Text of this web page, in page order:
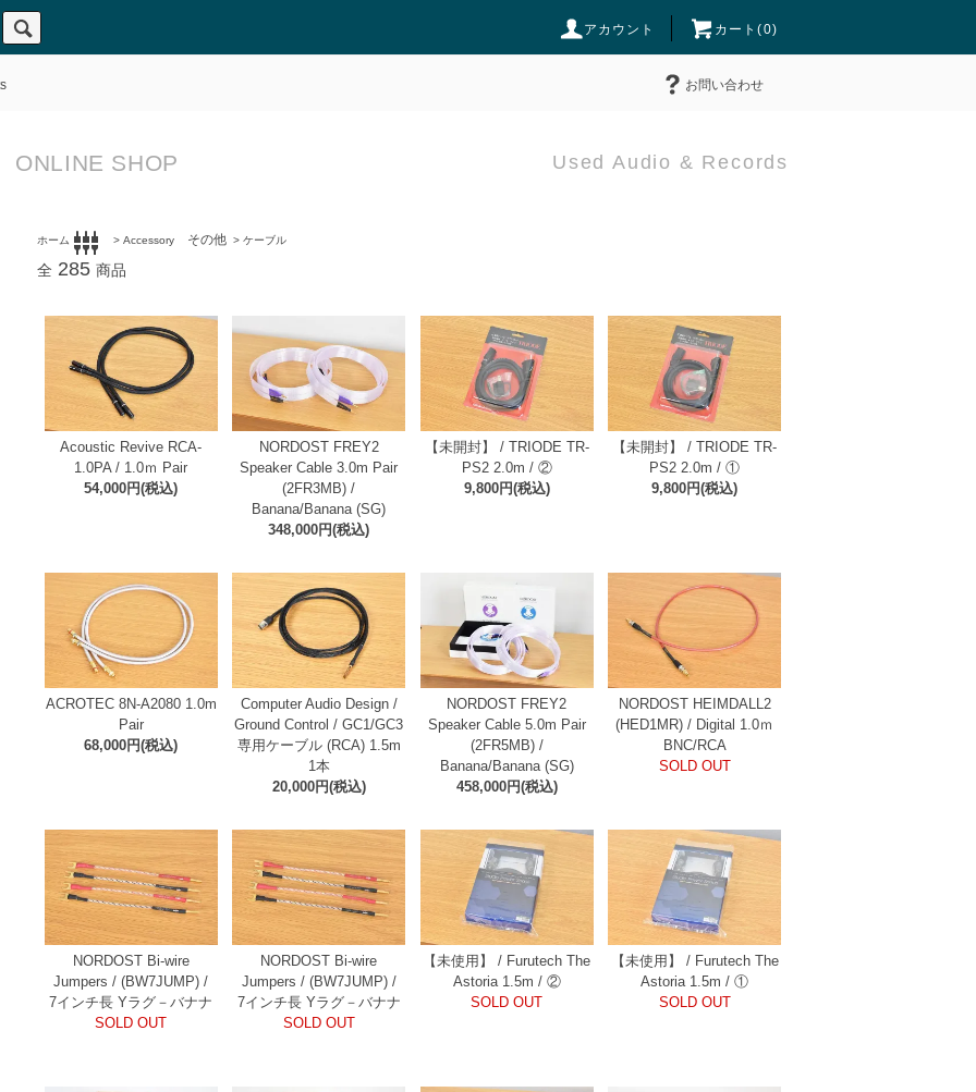
アカウント カート(0)
お問い合わせ
ONLINE SHOP Used Audio & Records
ホーム >
settings_input_component Accessory その他 > ケーブル
全 285 商品
Acoustic Revive RCA-
1.0PA / 1.0ｍ Pair
54,000円(税込)
NORDOST FREY2
Speaker Cable 3.0m Pair
(2FR3MB) /
Banana/Banana (SG)
348,000円(税込)
【未開封】 / TRIODE TR-
PS2 2.0m / ②
9,800円(税込)
【未開封】 / TRIODE TR-
PS2 2.0m / ①
9,800円(税込)
ACROTEC 8N-A2080 1.0m
Pair
68,000円(税込)
Computer Audio Design /
Ground Control / GC1/GC3
専用ケーブル (RCA) 1.5m
1本
20,000円(税込)
NORDOST FREY2
Speaker Cable 5.0m Pair
(2FR5MB) /
Banana/Banana (SG)
458,000円(税込)
NORDOST HEIMDALL2
(HED1MR) / Digital 1.0ｍ
BNC/RCA
SOLD OUT
NORDOST Bi-wire
Jumpers / (BW7JUMP) /
7インチ長 Yラグ－バナナ
SOLD OUT
NORDOST Bi-wire
Jumpers / (BW7JUMP) /
7インチ長 Yラグ－バナナ
SOLD OUT
【未使用】 / Furutech The
Astoria 1.5m / ②
SOLD OUT
【未使用】 / Furutech The
Astoria 1.5m / ①
SOLD OUT